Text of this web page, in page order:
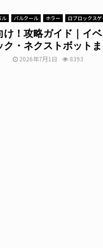
ル パルクール ホラー ロブロックス
！攻略ガイド｜イ
ク・ネクストボット
2026年7月1日 8393